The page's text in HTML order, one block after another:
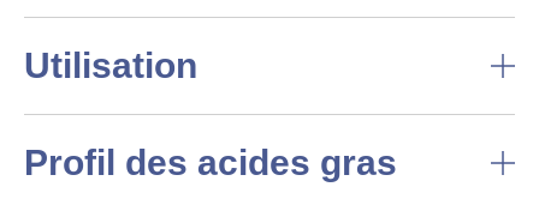
Utilisation
Profil des acides gras